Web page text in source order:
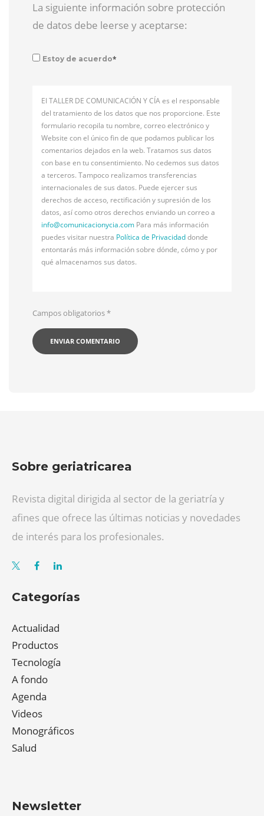
La siguiente información sobre protección
de datos debe leerse y aceptarse:
Estoy de acuerdo*
El TALLER DE COMUNICACIÓN Y CÍA es el responsable
del tratamiento de los datos que nos proporcione. Este
formulario recopila tu nombre, correo electrónico y
Website con el único fin de que podamos publicar los
comentarios dejados en la web. Tratamos sus datos
con base en tu consentimiento. No cedemos sus datos
a terceros. Tampoco realizamos transferencias
internacionales de sus datos. Puede ejercer sus
derechos de acceso, rectificación y supresión de los
datos, así como otros derechos enviando un correo a
info@comunicacionycia.com Para más información
puedes visitar nuestra Política de Privacidaddonde
entontarás más información sobre dónde, cómo y por
qué almacenamos sus datos.
Campos obligatorios*
Sobre geriatricarea
Revista digital dirigida al sector de la geriatría y
afines que ofrece las últimas noticias y novedades
de interés para los profesionales.
Categorías
Actualidad
Productos
Tecnología
A fondo
Agenda
Videos
Monográficos
Salud
Newsletter